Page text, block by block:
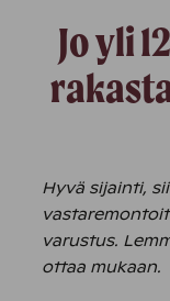
Jo yli
Hyvä sijainti,
varustus.
ottaa mukaan.